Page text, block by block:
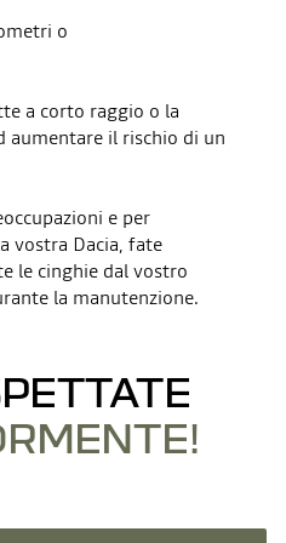
o
a corto raggio o la
aumentare il rischio di un
e per
vostra Dacia, fate
le cinghie dal vostro
la manutenzione.